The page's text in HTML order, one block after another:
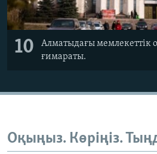
10
Алматыдағы мемлекеттік
ғимараты.
Оқыңыз. Көріңіз.